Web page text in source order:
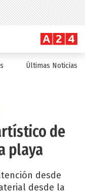
Últimas Noticias
de
playa
desde
desde la